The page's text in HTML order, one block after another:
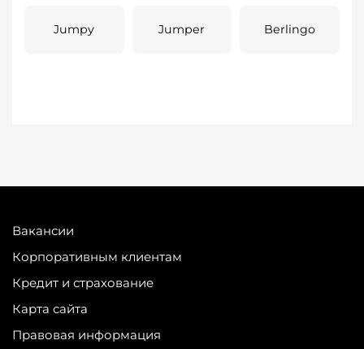
Jumpy Jumper Berlingo
Вакансии
Корпоративным клиентам
Кредит и страхование
Карта сайта
Правовая информация